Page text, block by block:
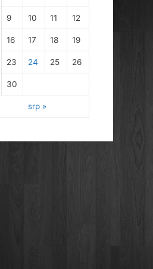
srp »
9 10 11 12
16 17 18 19
23 24 25 26
30